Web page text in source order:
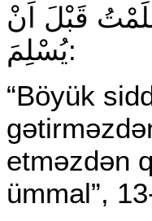
قَبْلَ اَنْ
يُسْلِمَ:
“Böyük
etməzdən
ümmal”,